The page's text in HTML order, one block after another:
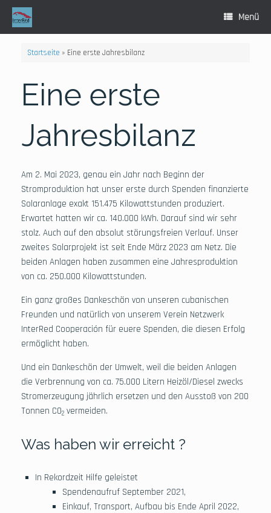
Inhalt
springen
Menü
Startseite » Eine erste Jahresbilanz
Eine erste
Jahresbilanz
Am 2. Mai 2023, genau ein Jahr nach Beginn der
Stromproduktion hat unser erste durch Spenden finanzierte
Solaranlage exakt 151.475 Kilowattstunden produziert.
Erwartet hatten wir ca. 140.000 kWh. Darauf sind wir sehr
stolz. Auch auf den absolut störungsfreien Verlauf. Unser
zweites Solarprojekt ist seit Ende März 2023 am Netz. Die
beiden Anlagen haben zusammen eine Jahresproduktion
von ca. 250.000 Kilowattstunden.
Ein ganz großes Dankeschön von unseren cubanischen
Freunden und natürlich von unserem Verein Netzwerk
InterRed Cooperación für euere Spenden, die diesen Erfolg
ermöglicht haben.
Und ein Dankeschön der Umwelt, weil die beiden Anlagen
die Verbrennung von ca. 75.000 Litern Heizöl/Diesel zwecks
Stromerzeugung jährlich ersetzen und den Ausstoß von 200
Tonnen CO2 vermeiden.
Was haben wir erreicht ?
In Rekordzeit Hilfe geleistet
Spendenaufruf September 2021,
Einkauf, Transport, Aufbau bis Ende April 2022,